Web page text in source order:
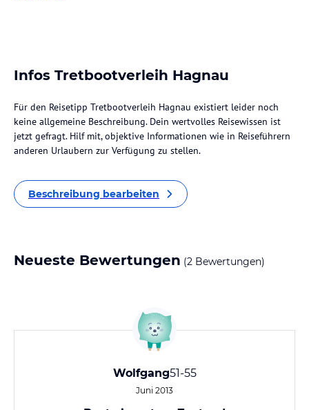
Infos Tretbootverleih Hagnau
Für den Reisetipp Tretbootverleih Hagnau existiert leider noch
keine allgemeine Beschreibung. Dein wertvolles Reisewissen ist
jetzt gefragt. Hilf mit, objektive Informationen wie in Reiseführern
anderen Urlaubern zur Verfügung zu stellen.
Beschreibung bearbeiten
Neueste Bewertungen (2 Bewertungen)
Wolfgang51-55
Juni 2013